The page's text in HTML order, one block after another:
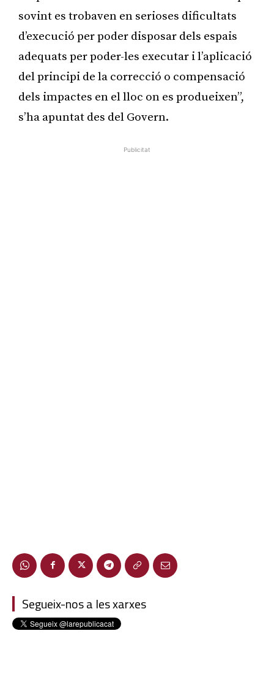
sovint es trobaven en serioses dificultats
d’execució per poder disposar dels espais
adequats per poder-les executar i l’aplicació
del principi de la correcció o compensació
dels impactes en el lloc on es produeixen”,
s’ha apuntat des del Govern.
Publicitat
Segueix-nos a les xarxes